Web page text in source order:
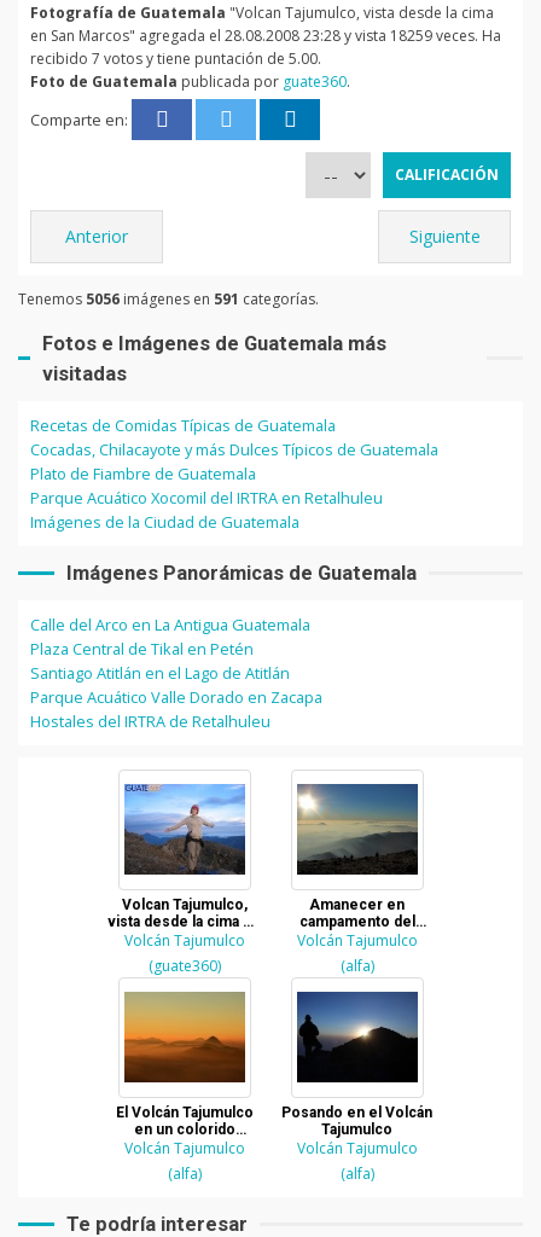
Fotografía de Guatemala "Volcan Tajumulco, vista desde la cima
en San Marcos" agregada el 28.08.2008 23:28 y vista 18259 veces. Ha
recibido 7 votos y tiene puntación de 5.00.
Foto de Guatemala publicada por guate360.
Comparte en:
Anterior Siguiente
Tenemos 5056 imágenes en 591 categorías.
Fotos e Imágenes de Guatemala más
visitadas
Recetas de Comidas Típicas de Guatemala
Cocadas, Chilacayote y más Dulces Típicos de Guatemala
Plato de Fiambre de Guatemala
Parque Acuático Xocomil del IRTRA en Retalhuleu
Imágenes de la Ciudad de Guatemala
Imágenes Panorámicas de Guatemala
Calle del Arco en La Antigua Guatemala
Plaza Central de Tikal en Petén
Santiago Atitlán en el Lago de Atitlán
Parque Acuático Valle Dorado en Zacapa
Hostales del IRTRA de Retalhuleu
Volcan Tajumulco,
vista desde la cima en
San Marcos
Volcán Tajumulco
(guate360)
Amanecer en
campamento del
Volcán Tajumulco
Volcán Tajumulco
(alfa)
El Volcán Tajumulco
en un colorido
amanecer
Volcán Tajumulco
(alfa)
Posando en el Volcán
Tajumulco
Volcán Tajumulco
(alfa)
Te podría interesar